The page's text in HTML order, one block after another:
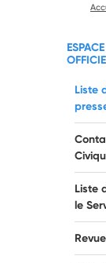
Liste
Liste
le